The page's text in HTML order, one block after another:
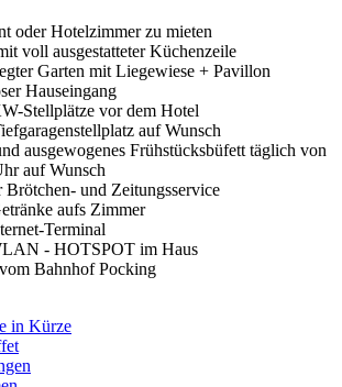
oder Hotelzimmer zu mieten
voll ausgestatteter Küchenzeile
Garten mit Liegewiese + Pavillon
Hauseingang
Stellplätze vor dem Hotel
auf Wunsch
ausgewogenes Frühstücksbüfett täglich von
auf Wunsch
Brötchen- und Zeitungsservice
aufs Zimmer
Terminal
- HOTSPOT im Haus
Bahnhof Pocking
in Kürze